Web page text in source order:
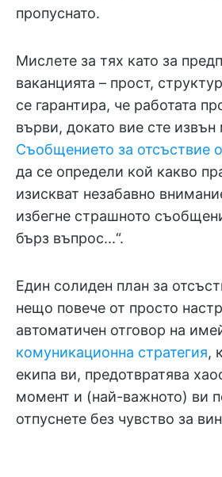
пропуснато.
Мислете за тях като за
ваканцията – прост,
се гарантира, че работата
върви, докато вие сте
Съобщението за отсъствие
да се определи кой какво
изискват незабавно
избегне страшното
бърз въпрос...“.
Един солиден план за
нещо повече от просто
автоматичен отговор на
комуникационна стратегия,
екипа ви, предотвратява
момент и (най-важното) ви
отпуснете без чувство за